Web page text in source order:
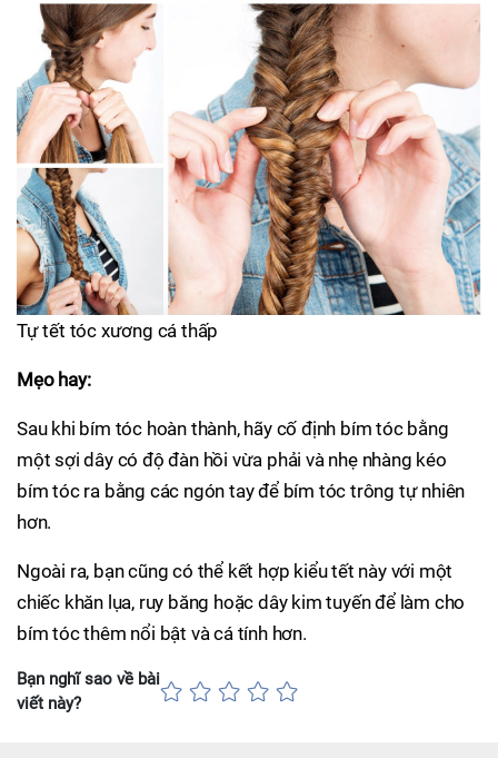
Tự tết tóc xương cá thấp
Mẹo hay:
Sau khi bím tóc hoàn thành, hãy cố định bím tóc bằng
một sợi dây có độ đàn hồi vừa phải và nhẹ nhàng kéo
bím tóc ra bằng các ngón tay để bím tóc trông tự nhiên
hơn.
Ngoài ra, bạn cũng có thể kết hợp kiểu tết này với một
chiếc khăn lụa, ruy băng hoặc dây kim tuyến để làm cho
bím tóc thêm nổi bật và cá tính hơn.
Bạn nghĩ sao về bài
viết này?